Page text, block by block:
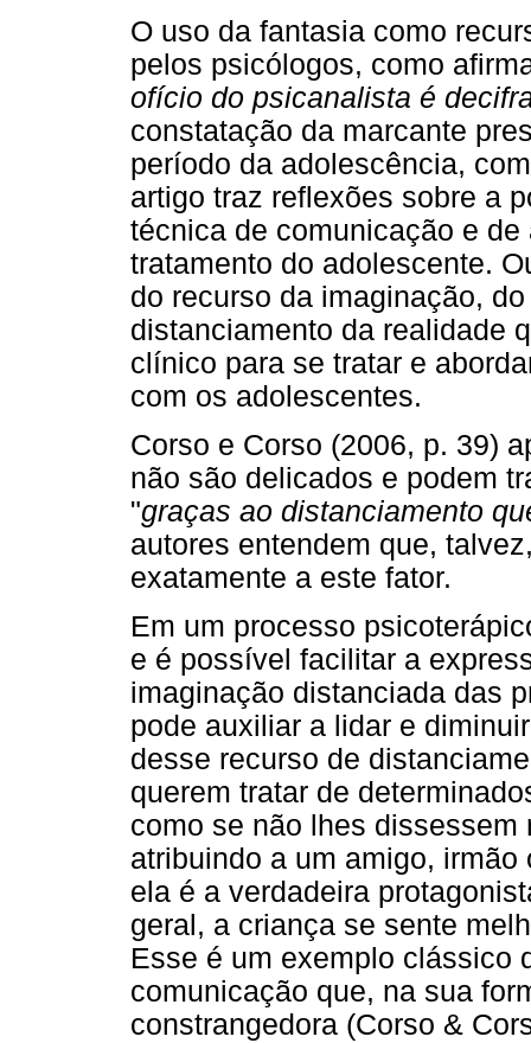
O uso da fantasia como
pelos psicólogos, como
ofício do psicanalista é
constatação da marcante
período da adolescência,
artigo traz reflexões sobre a
técnica de comunicação e
tratamento do adolescente.
do recurso da imaginação,
distanciamento da realidade
clínico para se tratar e
com os adolescentes.
Corso e Corso (2006, p. 39)
não são delicados e podem
"graças ao distanciamento
autores entendem que,
exatamente a este fator.
Em um processo
e é possível facilitar a
imaginação distanciada das
pode auxiliar a lidar e
desse recurso de
querem tratar de
como se não lhes
atribuindo a um amigo,
ela é a verdadeira
geral, a criança se sente
Esse é um exemplo clássico
comunicação que, na sua
constrangedora (Corso &